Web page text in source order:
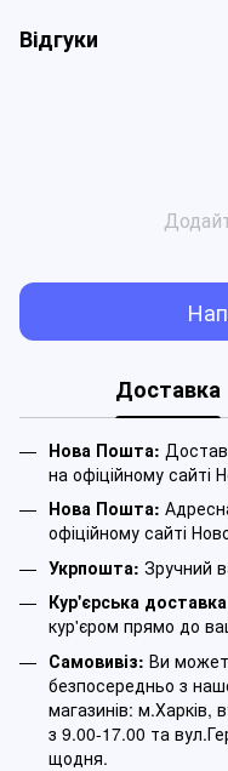
Відгуки
Доставка
Нова Пошта:
на офіційному сайті
Нова Пошта:
офіційному сайті
Укрпошта: Зручний
Кур'єрська
кур'єром прямо до
Самовивіз: Ви
безпосередньо з
магазинів: м.Харків,
з 9.00-17.00 та
щодня.